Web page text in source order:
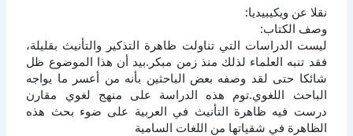
نقلا عن ويكيبيديا:
وصف الكتاب:
ليست الدراسات التي تناولت ظاهرة التذكير والتأنيث بقليلة،
فقد تنبه العلماء لذلك منذ زمن مبكر.بيد أن هذا الموضوع ظل
شائكا حتى لقد وصفه بعض الباحثين بأنه من أعسر ما يواجه
الباحث اللغوي.توم هذه الدراسة على منهج لغوي مقارن
درست فيه ظاهرة التأنيث في العربية على ضوء بحث هذه
الظاهرة في شقياتها من اللغات السامية